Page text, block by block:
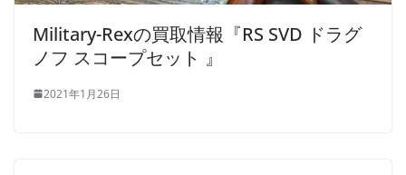
Military-Rexの買取情報『RS SVD ドラグ
ノフ スコープセット 』
2021年1月26日